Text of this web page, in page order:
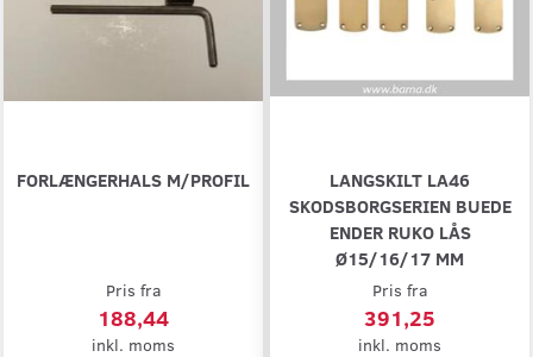
FORLÆNGERHALS M/PROFIL
Pris fra
188,44
inkl. moms
LANGSKILT LA46
SKODSBORGSERIEN BUEDE
ENDER RUKO LÅS
Ø15/16/17 MM
Pris fra
391,25
inkl. moms